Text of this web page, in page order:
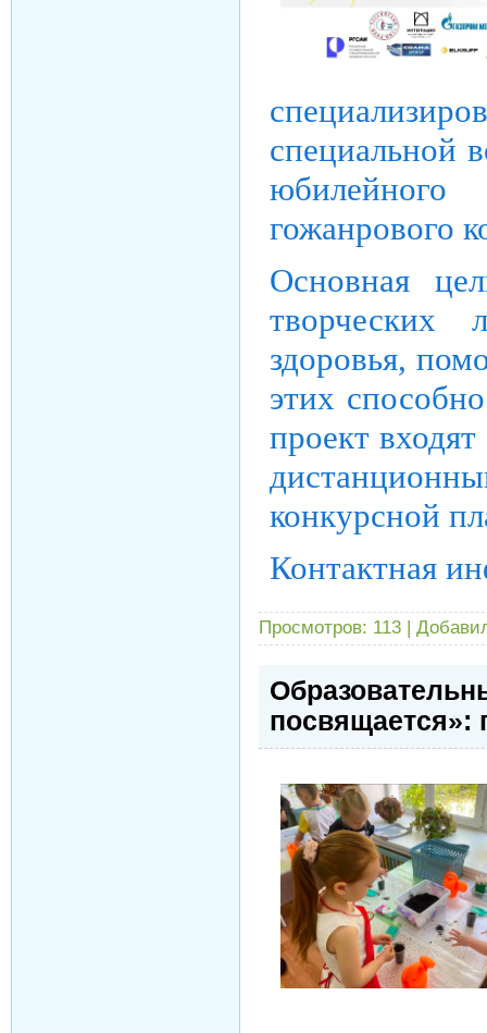
специальной
гожанрового
Основная
творческих
здоровья,
этих
проект
конкурсной
Контактная
Просмотров: 113 |
посвящается»: